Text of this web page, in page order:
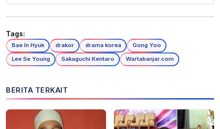
Tags:
Bae In Hyuk drakor drama korea
Gong Yoo
Lee Se Young
Sakaguchi Kentaro Wartabanjar.com
BERITA TERKAIT